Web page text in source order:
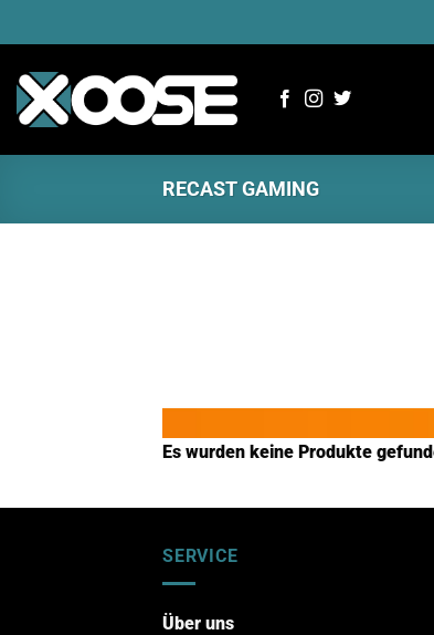
Inhalt
springen
RECAST GAMING
Es wurden keine Produkte
SERVICE
Über uns